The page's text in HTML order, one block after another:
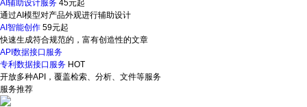
AI辅助设计服务 45元起
通过AI模型对产品外观进行辅助设计
AI智能创作 59元起
快速生成符合规范的，富有创造性的文章
API数据接口服务
专利数据接口服务 HOT
开放多种API，覆盖检索、分析、文件等服务
服务推荐